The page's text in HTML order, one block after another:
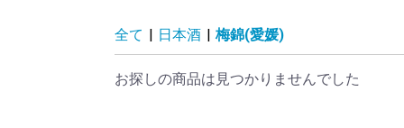
全て | 日本酒 | 梅錦(愛媛)
お探しの商品は見つかりませんでした